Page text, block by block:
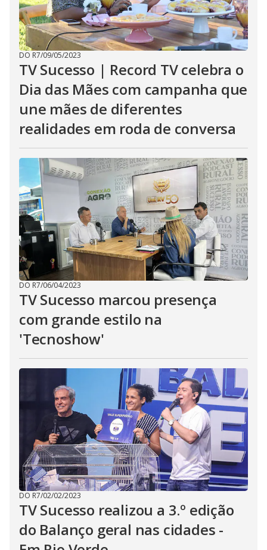
DO R7/09/05/2023
TV Sucesso | Record TV celebra o
Dia das Mães com campanha que
une mães de diferentes
realidades em roda de conversa
DO R7/06/04/2023
TV Sucesso marcou presença
com grande estilo na
'Tecnoshow'
DO R7/02/02/2023
TV Sucesso realizou a 3.º edição
do Balanço geral nas cidades -